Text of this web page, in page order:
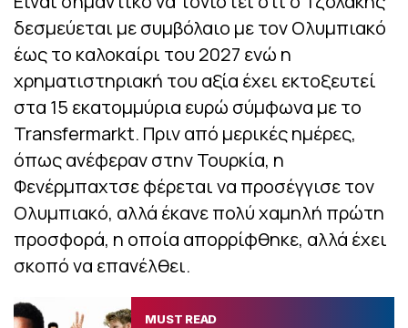
δεσμεύεται με συμβόλαιο με τον Ολυμπιακό
έως το καλοκαίρι του 2027 ενώ η
χρηματιστηριακή του αξία έχει εκτοξευτεί
στα 15 εκατoμμύρια ευρώ σύμφωνα με το
Transfermarkt. Πριν από μερικές ημέρες,
όπως ανέφεραν στην Τουρκία, η
Φενέρμπαχτσε φέρεται να προσέγγισε τον
Ολυμπιακό, αλλά έκανε πολύ χαμηλή πρώτη
προσφορά, η οποία απορρίφθηκε, αλλά έχει
σκοπό να επανέλθει.
MUST READ